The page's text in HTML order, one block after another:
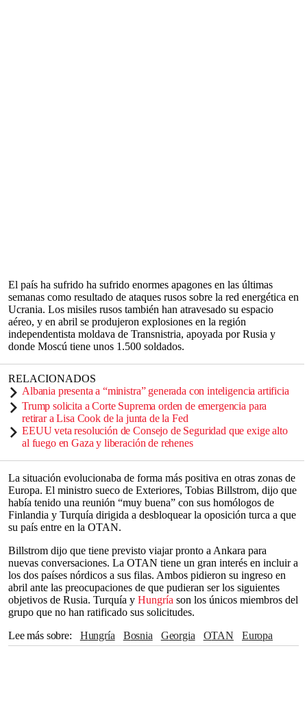
El país ha sufrido ha sufrido enormes apagones en las últimas
semanas como resultado de ataques rusos sobre la red energética en
Ucrania. Los misiles rusos también han atravesado su espacio
aéreo, y en abril se produjeron explosiones en la región
independentista moldava de Transnistria, apoyada por Rusia y
donde Moscú tiene unos 1.500 soldados.
RELACIONADOS
Albania presenta a “ministra” generada con inteligencia artificia
Trump solicita a Corte Suprema orden de emergencia para
retirar a Lisa Cook de la junta de la Fed
EEUU veta resolución de Consejo de Seguridad que exige alto
al fuego en Gaza y liberación de rehenes
La situación evolucionaba de forma más positiva en otras zonas de
Europa. El ministro sueco de Exteriores, Tobias Billstrom, dijo que
había tenido una reunión “muy buena” con sus homólogos de
Finlandia y Turquía dirigida a desbloquear la oposición turca a que
su país entre en la OTAN.
Billstrom dijo que tiene previsto viajar pronto a Ankara para
nuevas conversaciones. La OTAN tiene un gran interés en incluir a
los dos países nórdicos a sus filas. Ambos pidieron su ingreso en
abril ante las preocupaciones de que pudieran ser los siguientes
objetivos de Rusia. Turquía y Hungría son los únicos miembros del
grupo que no han ratificado sus solicitudes.
Lee más sobre
Hungría Bosnia Georgia OTAN
Europa